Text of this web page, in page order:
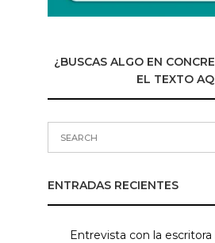
¿BUSCAS ALGO EN
EL TEXTO
ENTRADAS RECIENTES
Entrevista con la escritora